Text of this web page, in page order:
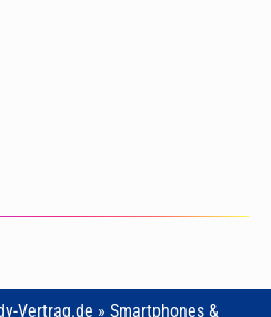
Vertrag.de » Smartphones &